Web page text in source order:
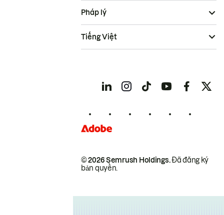
© 2026 Semrush Holdings.Đã đăng ký
bản quyền.
Pháp lý
Tiếng Việt